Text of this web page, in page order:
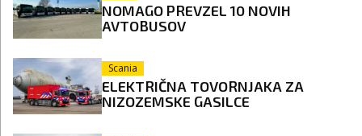
NOMAGO PREVZEL 10 NOVIH
AVTOBUSOV
Scania
ELEKTRIČNA TOVORNJAKA ZA
NIZOZEMSKE GASILCE